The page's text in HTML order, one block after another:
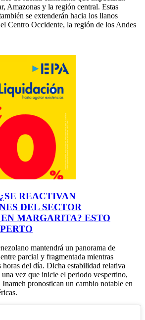
Amazonas y la región central. Estas
se extenderán hacia los llanos
Centro Occidente, la región de los Andes
¿SE REACTIVAN
DEL SECTOR
MARGARITA? ESTO
mantendrá un panorama de
parcial y fragmentada mientras
horas del día. Dicha estabilidad relativa
una vez que inicie el periodo vespertino,
pronostican un cambio notable en